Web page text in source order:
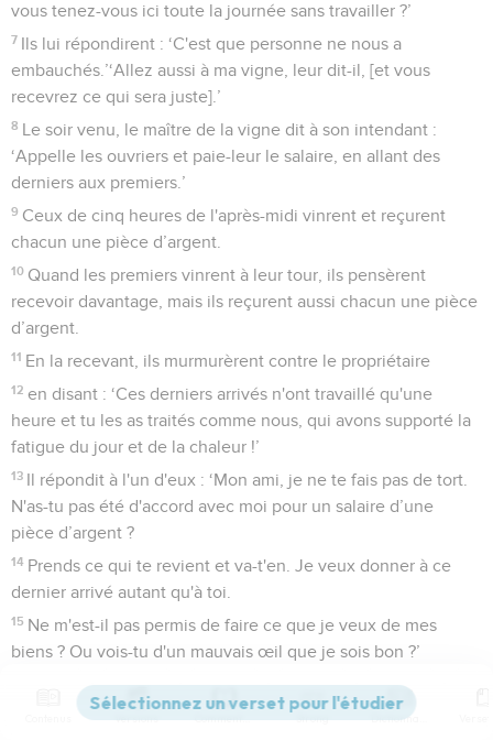
vous tenez-vous ici toute la journée sans travailler ?’
7 Ils lui répondirent : ‘C'est que personne ne nous a
embauchés.’‘Allez aussi à ma vigne, leur dit-il, [et vous
recevrez ce qui sera juste].’
8 Le soir venu, le maître de la vigne dit à son intendant :
‘Appelle les ouvriers et paie-leur le salaire, en allant des
derniers aux premiers.’
9 Ceux de cinq heures de l'après-midi vinrent et reçurent
chacun une pièce d’argent.
10 Quand les premiers vinrent à leur tour, ils pensèrent
recevoir davantage, mais ils reçurent aussi chacun une pièce
d’argent.
11 En la recevant, ils murmurèrent contre le propriétaire
12 en disant : ‘Ces derniers arrivés n'ont travaillé qu'une
heure et tu les as traités comme nous, qui avons supporté la
fatigue du jour et de la chaleur !’
13 Il répondit à l'un d'eux : ‘Mon ami, je ne te fais pas de tort.
N'as-tu pas été d'accord avec moi pour un salaire d’une
pièce d’argent ?
14 Prends ce qui te revient et va-t'en. Je veux donner à ce
dernier arrivé autant qu'à toi.
15 Ne m'est-il pas permis de faire ce que je veux de mes
biens ? Ou vois-tu d'un mauvais œil que je sois bon ?’
Ainsi les derniers seront les premiers et les premiers
seront les derniers. [Beaucoup sont invités mais peu sont
Versions Commentaires Strong